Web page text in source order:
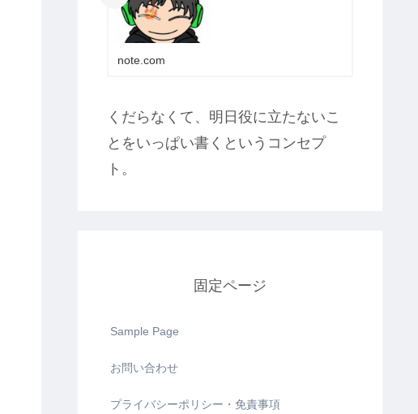
note.com
くだらなくて、明日役に立たないこ
とをいっぱい書くというコンセプ
ト。
固定ページ
Sample Page
お問い合わせ
プライバシーポリシー・免責事項